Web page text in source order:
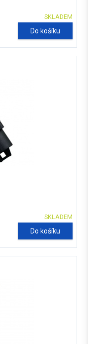
SKLADEM
Do košíku
SKLADEM
Do košíku